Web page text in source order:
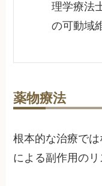
理学療法
の可動域
薬物療法
根本的な治療で
による副作用のリ